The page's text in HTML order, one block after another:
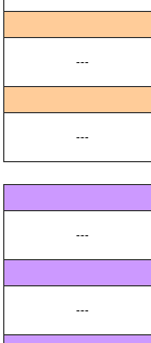
---
---
---
---